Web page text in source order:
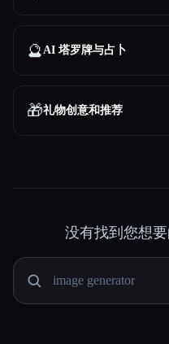
🔮AI 塔罗牌与占卜
🎁礼物创意和推荐
没有找到您想